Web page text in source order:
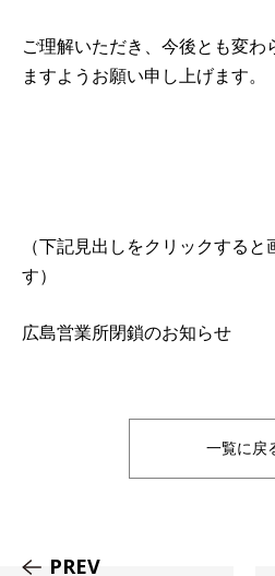
ご理解いただき、今後とも変わ
ますようお願い申し上げます。
（下記見出しをクリックすると
す）
広島営業所閉鎖のお知らせ
一覧に戻
PREV